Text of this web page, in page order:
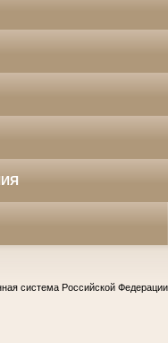
система Российской